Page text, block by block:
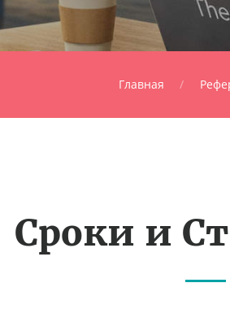
Главная
Сроки и